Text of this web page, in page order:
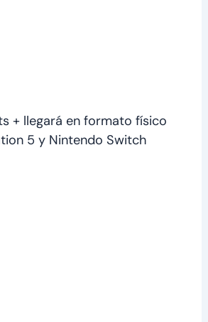
+ llegará en formato físico
5 y Nintendo Switch